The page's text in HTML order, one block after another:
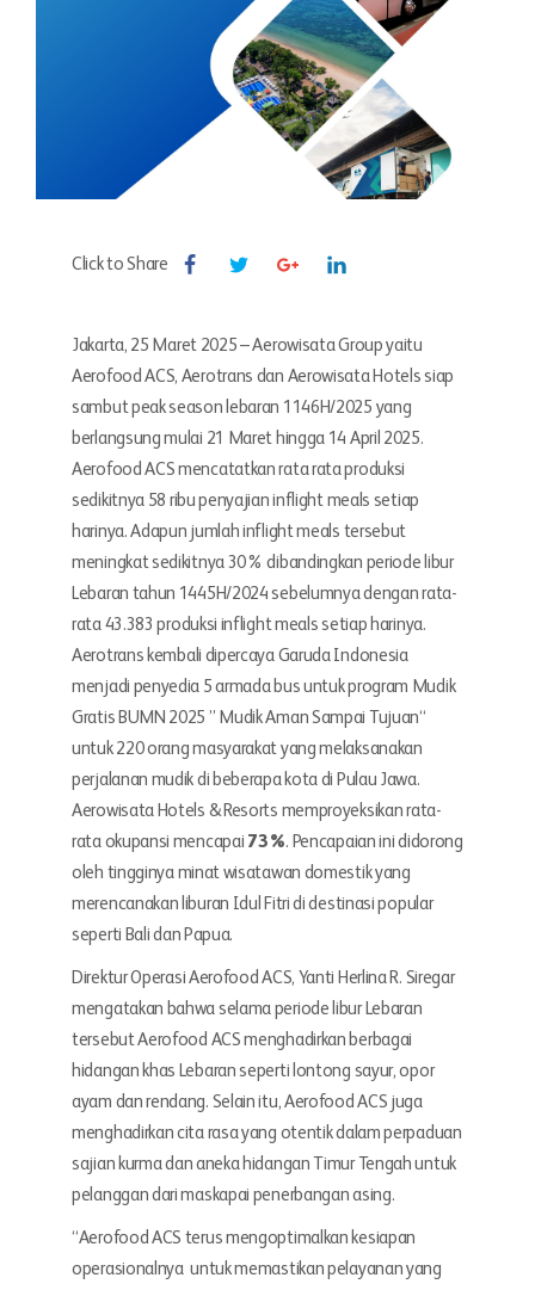
Click to Share
Jakarta, 25 Maret 2025 – Aerowisata Group yaitu
Aerofood ACS, Aerotrans dan Aerowisata Hotels siap
sambut peak season lebaran 1146H/2025 yang
berlangsung mulai 21 Maret hingga 14 April 2025.
Aerofood ACS mencatatkan rata rata produksi
sedikitnya 58 ribu penyajian inflight meals setiap
harinya. Adapun jumlah inflight meals tersebut
meningkat sedikitnya 30% dibandingkan periode libur
Lebaran tahun 1445H/2024 sebelumnya dengan rata-
rata 43.383 produksi inflight meals setiap harinya.
Aerotrans kembali dipercaya Garuda Indonesia
menjadi penyedia 5 armada bus untuk program Mudik
Gratis BUMN 2025 ” Mudik Aman Sampai Tujuan“
untuk 220 orang masyarakat yang melaksanakan
perjalanan mudik di beberapa kota di Pulau Jawa.
Aerowisata Hotels & Resorts memproyeksikan rata-
rata okupansi mencapai 73%. Pencapaian ini didorong
oleh tingginya minat wisatawan domestik yang
merencanakan liburan Idul Fitri di destinasi popular
seperti Bali dan Papua.
Direktur Operasi Aerofood ACS, Yanti Herlina R. Siregar
mengatakan bahwa selama periode libur Lebaran
tersebut Aerofood ACS menghadirkan berbagai
hidangan khas Lebaran seperti lontong sayur, opor
ayam dan rendang. Selain itu, Aerofood ACS juga
menghadirkan cita rasa yang otentik dalam perpaduan
sajian kurma dan aneka hidangan Timur Tengah untuk
pelanggan dari maskapai penerbangan asing.
“Aerofood ACS terus mengoptimalkan kesiapan
operasionalnya untuk memastikan pelayanan yang